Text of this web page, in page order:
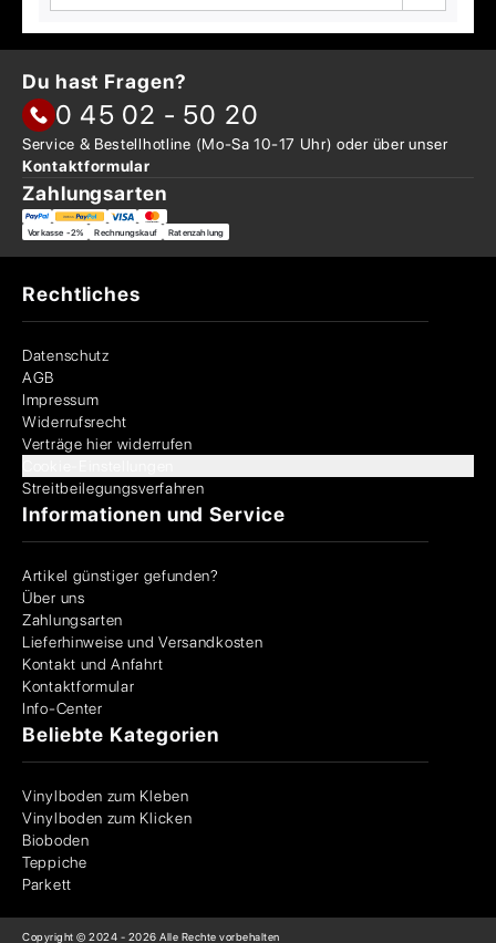
Du hast Fragen?
0 45 02 - 50 20
Service & Bestellhotline (Mo-Sa 10-17 Uhr) oder überunser
Kontaktformular
Zahlungsarten
Vorkasse -2% Rechnungskauf Ratenzahlung
Rechtliches
Datenschutz
AGB
Impressum
Widerrufsrecht
Verträge hier widerrufen
Streitbeilegungsverfahren
Informationen und Service
Artikel günstiger gefunden?
Über uns
Zahlungsarten
Lieferhinweise und Versandkosten
Kontakt und Anfahrt
Kontaktformular
Info-Center
Beliebte Kategorien
Vinylboden zum Kleben
Vinylboden zum Klicken
Bioboden
Teppiche
Parkett
Copyright © 2024 - 2026 Alle Rechte vorbehalten